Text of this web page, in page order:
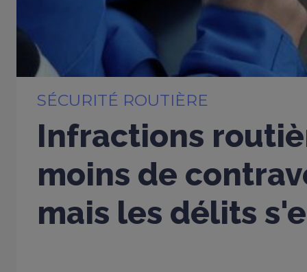
SÉCURITÉ ROUTIÈRE
Infractions
moins de
mais les délits